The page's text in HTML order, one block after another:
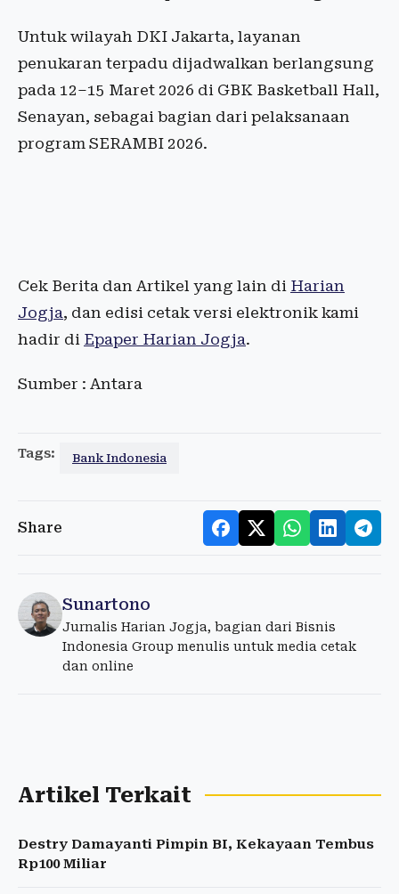
Untuk wilayah DKI Jakarta, layanan
penukaran terpadu dijadwalkan berlangsung
pada 12–15 Maret 2026 di GBK Basketball Hall,
Senayan, sebagai bagian dari pelaksanaan
program SERAMBI 2026.
Cek Berita dan Artikel yang lain di Harian
Jogja, dan edisi cetak versi elektronik kami
hadir di Epaper Harian Jogja.
Sumber : Antara
Tags: Bank Indonesia
Share
Sunartono
Jurnalis Harian Jogja, bagian dari Bisnis
Indonesia Group menulis untuk media cetak
dan online
Artikel Terkait
Destry Damayanti Pimpin BI, Kekayaan Tembus
Rp100 Miliar